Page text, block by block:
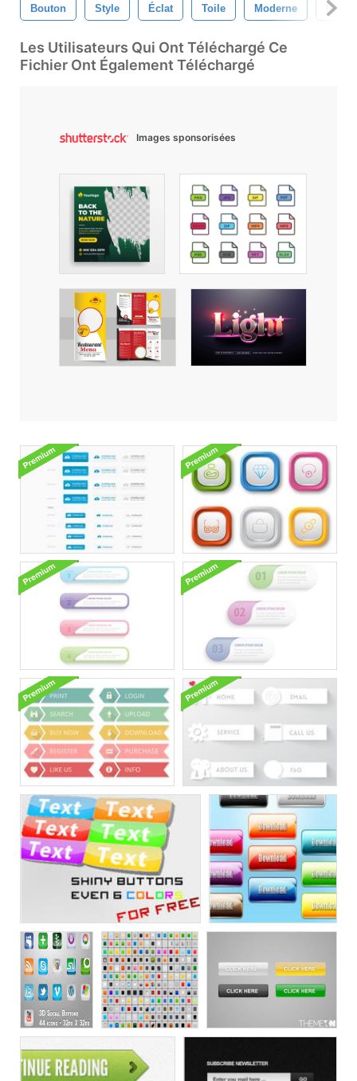
Bouton Style Éclat Toile Moderne Psd
Les Utilisateurs Qui Ont Téléchargé Ce
Fichier Ont Également Téléchargé
Images sponsorisées